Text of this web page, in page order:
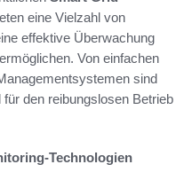
eine Vielzahl von
effektive Überwachung
Von einfachen
sind
den reibungslosen Betrieb
Technologien